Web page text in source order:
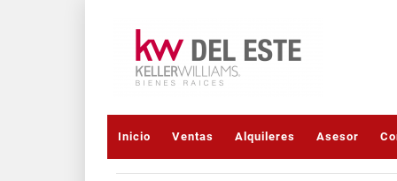
Inicio Ventas Alquileres Asesor